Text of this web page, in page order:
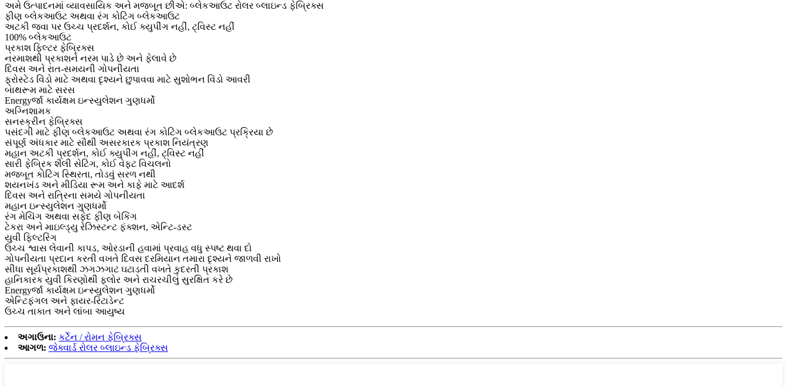
અમે ઉત્પાદનમાં વ્યાવસાયિક અને મજબૂત છીએ: બ્લેકઆઉટ રોલર બ્લાઇન્ડ ફેબ્રિક્સ
ફીણ બ્લેકઆઉટ અથવા રંગ કોટિંગ બ્લેકઆઉટ
અટકી જવા પર ઉચ્ચ પ્રદર્શન, કોઈ ક્યુપીંગ નહીં, ટ્વિસ્ટ નહીં
100% બ્લેકઆઉટ
પ્રકાશ ફિલ્ટર ફેબ્રિક્સ
નરમાશથી પ્રકાશને નરમ પાડે છે અને ફેલાવે છે
દિવસ અને રાત-સમયની ગોપનીયતા
ફ્રોસ્ટેડ વિંડો માટે અથવા દૃશ્યને છુપાવવા માટે સુશોભન વિંડો આવરી
બાથરૂમ માટે સરસ
Energyર્જા કાર્યક્ષમ ઇન્સ્યુલેશન ગુણધર્મો
અગ્નિશામક
સનસ્ક્રીન ફેબ્રિક્સ
પસંદગી માટે ફીણ બ્લેકઆઉટ અથવા રંગ કોટિંગ બ્લેકઆઉટ પ્રક્રિયા છે
સંપૂર્ણ અંધકાર માટે સૌથી અસરકારક પ્રકાશ નિયંત્રણ
મહાન અટકી પ્રદર્શન, કોઈ ક્યુપીંગ નહીં, ટ્વિસ્ટ નહીં
સારી ફેબ્રિક શૈલી સેટિંગ, કોઈ વેફ્ટ વિચલનો
મજબૂત કોટિંગ સ્થિરતા, તોડવું સરળ નથી
શયનખંડ અને મીડિયા રૂમ અને કાફે માટે આદર્શ
દિવસ અને રાત્રિના સમયે ગોપનીયતા
મહાન ઇન્સ્યુલેશન ગુણધર્મો
રંગ મેચિંગ અથવા સફેદ ફીણ બેકિંગ
ટેકરા અને માઇલ્ડ્યુ રેઝિસ્ટન્ટ ફંક્શન, એન્ટિ-ડસ્ટ
યુવી ફિલ્ટરિંગ
ઉચ્ચ શ્વાસ લેવાની કાપડ, ઓરડાની હવામાં પ્રવાહ વધુ સ્પષ્ટ થવા દો
ગોપનીયતા પ્રદાન કરતી વખતે દિવસ દરમિયાન તમારા દૃશ્યને જાળવી રાખો
સીધા સૂર્યપ્રકાશથી ઝગઝગાટ ઘટાડતી વખતે કુદરતી પ્રકાશ
હાનિકારક યુવી કિરણોથી ફ્લોર અને રાચરચીલું સુરક્ષિત કરે છે
Energyર્જા કાર્યક્ષમ ઇન્સ્યુલેશન ગુણધર્મો
એન્ટિફંગલ અને ફાયર-રિટાડેન્ટ
ઉચ્ચ તાકાત અને લાંબા આયુષ્ય
અગાઉના: કર્ટેન / રોમન ફેબ્રિક્સ
આગળ: જેક્વાર્ડ રોલર બ્લાઇન્ડ ફેબ્રિક્સ